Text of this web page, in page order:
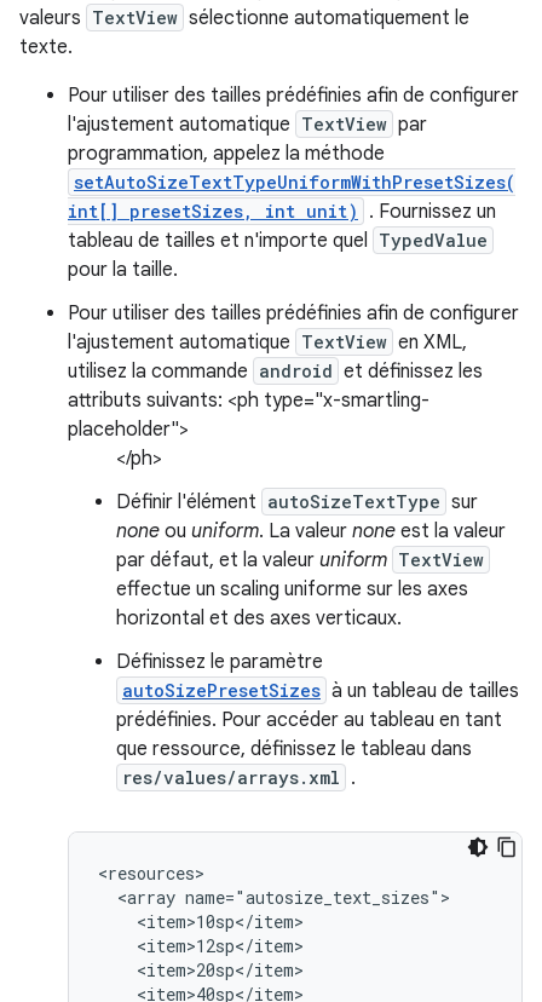
valeurs TextView sélectionne automatiquement le
texte.
Pour utiliser des tailles prédéfinies afin de configurer
l'ajustement automatique TextView par
programmation, appelez la méthode
setAutoSizeTextTypeUniformWithPresetSizes(
int[] presetSizes, int unit)
. Fournissez un
tableau de tailles et n'importe quel TypedValue
pour la taille.
Pour utiliser des tailles prédéfinies afin de configurer
l'ajustement automatique TextView en XML,
utilisez la commande android et définissez les
attributs suivants: <ph type="x-smartling-
placeholder">
</ph>
Définir l'élément autoSizeTextType sur
none ou uniform. La valeur none est la valeur
par défaut, et la valeur uniform TextView
effectue un scaling uniforme sur les axes
horizontal et des axes verticaux.
Définissez le paramètre
autoSizePresetSizes à un tableau de tailles
prédéfinies. Pour accéder au tableau en tant
que ressource, définissez le tableau dans
res/values/arrays.xml .
<array